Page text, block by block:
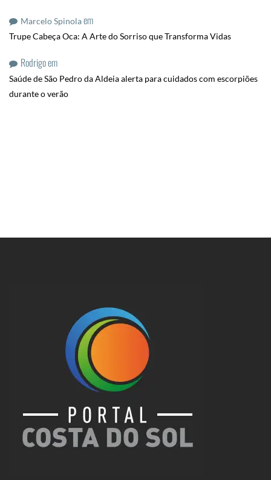
Marcelo Spinolaem
Trupe Cabeça Oca: A Arte do Sorriso que Transforma Vidas
Rodrigoem
Saúde de São Pedro da Aldeia alerta para cuidados com escorpiões
durante o verão